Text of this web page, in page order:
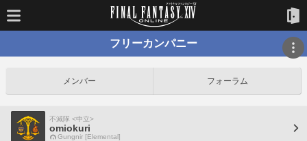
フリーカンパニー
メンバー フォーラム
不滅隊 <中立>
omiokuri
Gungnir [Elemental]